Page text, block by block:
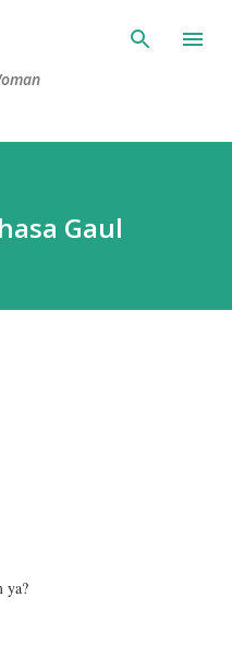
utama
Gaul
ya?